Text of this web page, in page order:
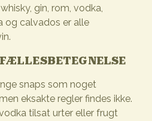
gin, rom, vodka,
og calvados er alle
snaps som noget
eksakte regler findes ikke.
tilsat urter eller frugt